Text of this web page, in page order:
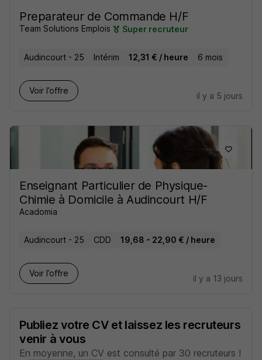
Preparateur de Commande H/F
Team Solutions Emplois Super recruteur
Audincourt - 25 Intérim 12,31 € / heure 6 mois
Voir l’offre
il y a 5 jours
Enseignant Particulier de Physique-
Chimie à Domicile à Audincourt H/F
Acadomia
Audincourt - 25 CDD 19,68 - 22,90 € / heure
Voir l’offre
il y a 13 jours
Publiez votre CV et laissez les recruteurs
venir à vous
En moyenne, un CV est consulté par 30 recruteurs !